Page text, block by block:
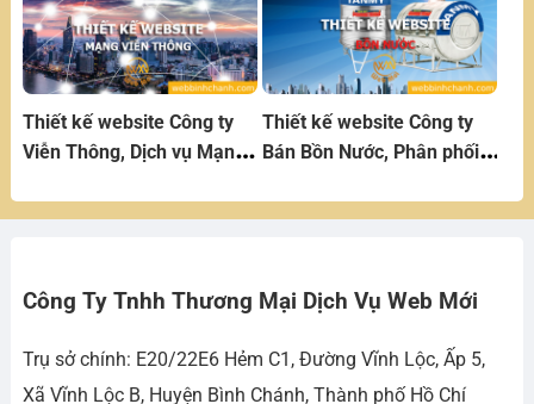
Thiết kế website Công ty
Viễn Thông, Dịch vụ Mạng
Thiết kế website Công ty
Bán Bồn Nước, Phân phối
Công Ty Tnhh Thương Mại Dịch Vụ Web Mới
Trụ sở chính: E20/22E6 Hẻm C1, Đường Vĩnh Lộc, Ấp 5,
Xã Vĩnh Lộc B, Huyện Bình Chánh, Thành phố Hồ Chí